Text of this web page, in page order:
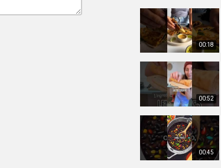
00:18
00:52
00:45